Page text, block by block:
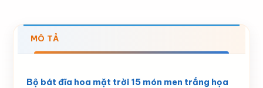
MÔ TẢ
Bộ bát đĩa hoa mặt trời 15 món men trắng họa